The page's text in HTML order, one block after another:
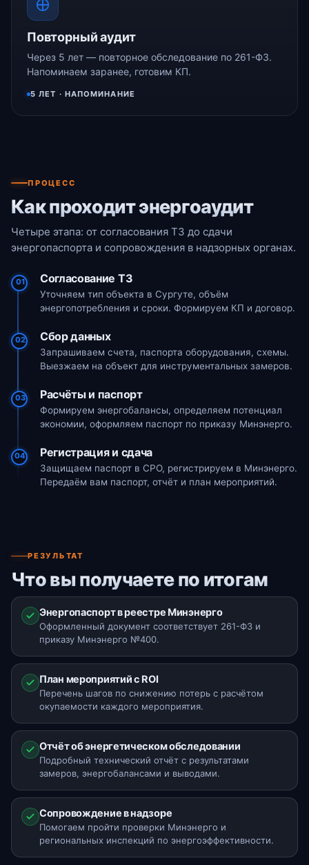
Повторный аудит
Через 5 лет — повторное обследование по 261-ФЗ.
Напоминаем заранее, готовим КП.
5 ЛЕТ · НАПОМИНАНИЕ
ПРОЦЕСС
Как проходит энергоаудит
Четыре этапа: от согласования ТЗ до сдачи
энергопаспорта и сопровождения в надзорных органах.
01 Согласование ТЗ
Уточняем тип объекта в Сургуте, объём
энергопотребления и сроки. Формируем КП и договор.
02 Сбор данных
Запрашиваем счета, паспорта оборудования, схемы.
Выезжаем на объект для инструментальных замеров.
03 Расчёты и паспорт
Формируем энергобалансы, определяем потенциал
экономии, оформляем паспорт по приказу Минэнерго.
04 Регистрация и сдача
Защищаем паспорт в СРО, регистрируем в Минэнерго.
Передаём вам паспорт, отчёт и план мероприятий.
РЕЗУЛЬТАТ
Что вы получаете по итогам
Энергопаспорт в реестре Минэнерго
Оформленный документ соответствует 261-ФЗ и
приказу Минэнерго №400.
План мероприятий с ROI
Перечень шагов по снижению потерь с расчётом
окупаемости каждого мероприятия.
Отчёт об энергетическом обследовании
Подробный технический отчёт с результатами
замеров, энергобалансами и выводами.
Сопровождение в надзоре
Помогаем пройти проверки Минэнерго и
региональных инспекций по энергоэффективности.